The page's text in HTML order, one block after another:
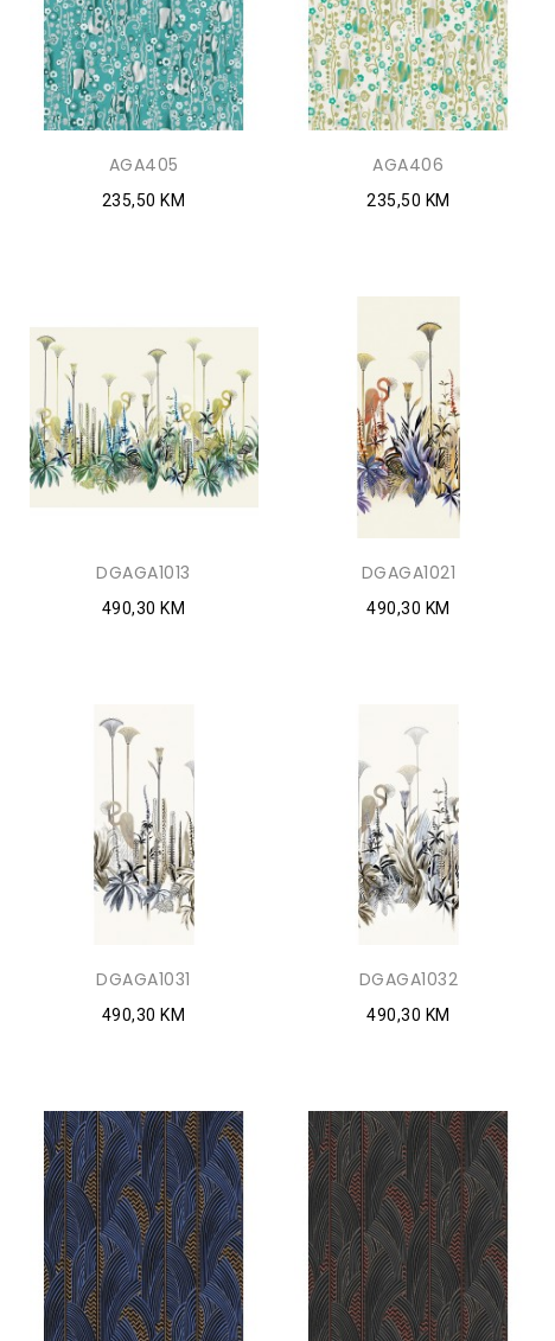
AGA405
235,50 KM
AGA406
235,50 KM
DGAGA1013
490,30 KM
DGAGA1021
490,30 KM
DGAGA1031
490,30 KM
DGAGA1032
490,30 KM